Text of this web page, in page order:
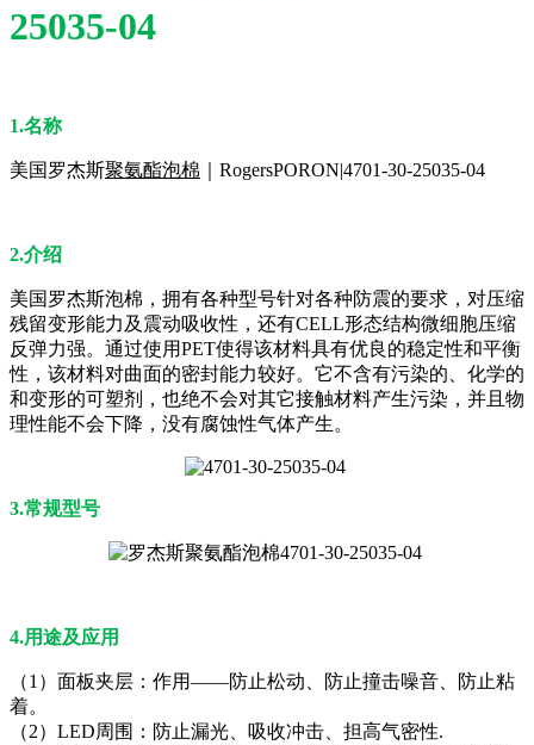
25035-04
1.名称
美国罗杰斯聚氨酯泡棉 ｜RogersPORON|4701-30-25035-04
2.介绍
美国罗杰斯泡棉，拥有各种型号针对各种防震的要求，对压缩
残留变形能力及震动吸收性，还有CELL形态结构微细胞压缩
反弹力强。通过使用PET使得该材料具有优良的稳定性和平衡
性，该材料对曲面的密封能力较好。它不含有污染的、化学的
和变形的可塑剂，也绝不会对其它接触材料产生污染，并且物
理性能不会下降，没有腐蚀性气体产生。
3.常规型号
4.用途及应用
（1）面板夹层：作用——防止松动、防止撞击噪音、防止粘
着。
（2）LED周围：防止漏光、吸收冲击、担高气密性.